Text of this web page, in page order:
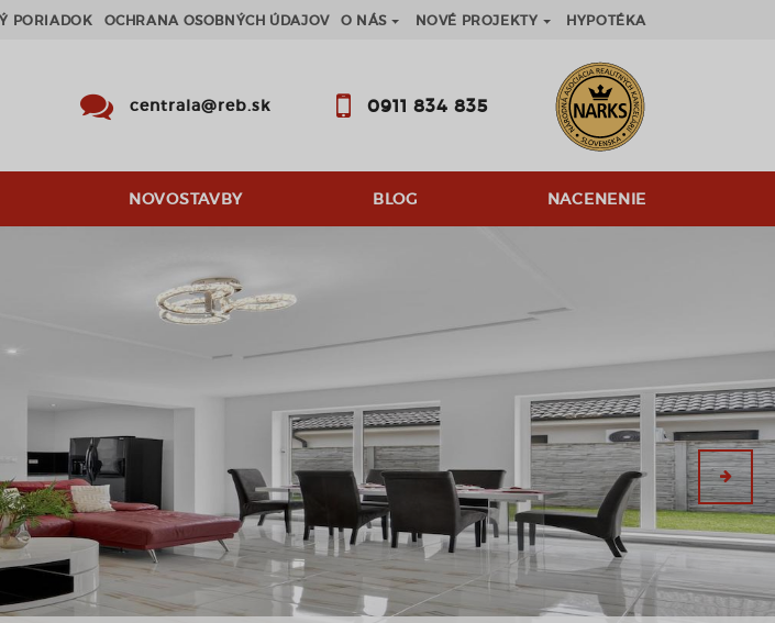
PORIADOK OCHRANA OSOBNÝCH ÚDAJOV O NÁS NOVÉ PROJEKTY HYPOTÉKA
0911 834 835
centrala@reb.sk
NOVOSTAVBY BLOG NACENENIE